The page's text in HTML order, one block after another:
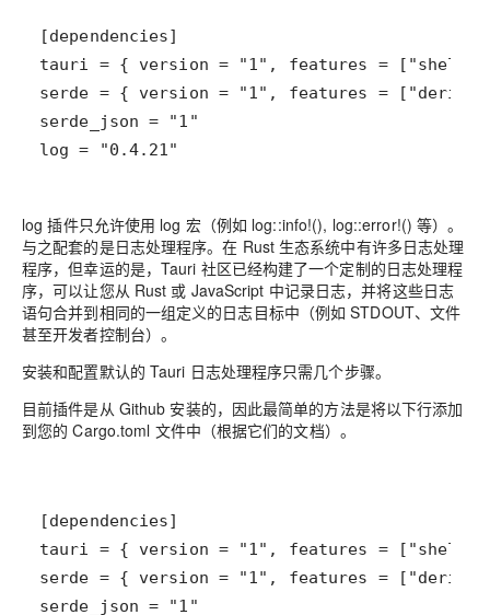
log = "0.4.21"
log 插件只允许使用 log 宏（例如 log::info!(), log::error!() 等）。
与之配套的是日志处理程序。在 Rust 生态系统中有许多日志处理
程序，但幸运的是，Tauri 社区已经构建了一个定制的日志处理程
序，可以让您从 Rust 或 JavaScript 中记录日志，并将这些日志
语句合并到相同的一组定义的日志目标中（例如 STDOUT、文件
甚至开发者控制台）。
安装和配置默认的 Tauri 日志处理程序只需几个步骤。
目前插件是从 Github 安装的，因此最简单的方法是将以下行添加
到您的 Cargo.toml 文件中（根据它们的文档）。